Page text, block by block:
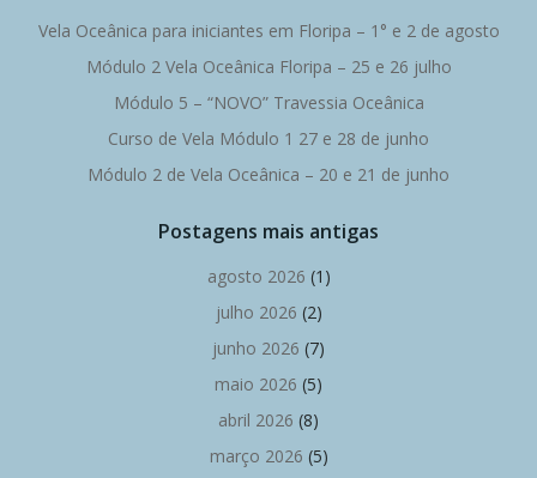
Vela Oceânica para iniciantes em Floripa – 1° e 2 de agosto
Módulo 2 Vela Oceânica Floripa – 25 e 26 julho
Módulo 5 – “NOVO” Travessia Oceânica
Curso de Vela Módulo 1 27 e 28 de junho
Módulo 2 de Vela Oceânica – 20 e 21 de junho
Postagens mais antigas
agosto 2026 (1)
julho 2026 (2)
junho 2026 (7)
maio 2026 (5)
abril 2026 (8)
março 2026 (5)